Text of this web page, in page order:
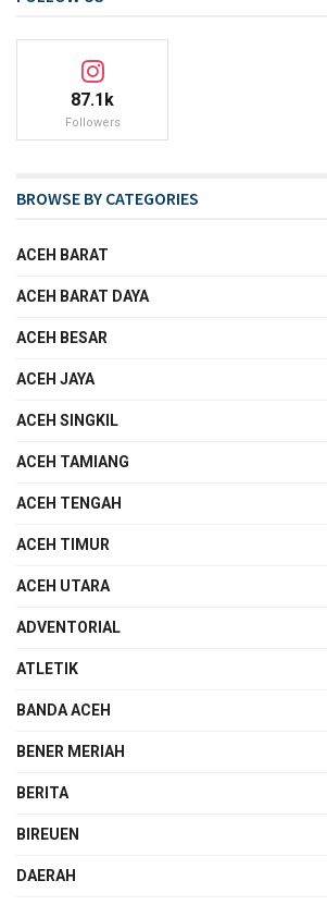
87.1k
Followers
BROWSE BY CATEGORIES
ACEH BARAT
ACEH BARAT DAYA
ACEH BESAR
ACEH JAYA
ACEH SINGKIL
ACEH TAMIANG
ACEH TENGAH
ACEH TIMUR
ACEH UTARA
ADVENTORIAL
ATLETIK
BANDA ACEH
BENER MERIAH
BERITA
BIREUEN
DAERAH